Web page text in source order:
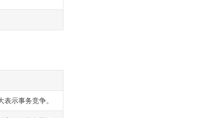
示事务竞争。